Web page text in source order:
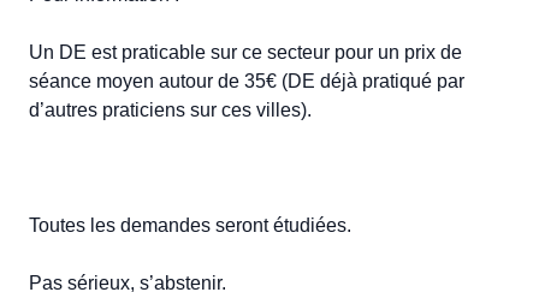
Un DE est praticable sur ce secteur pour un prix de
séance moyen autour de 35€ (DE déjà pratiqué par
d’autres praticiens sur ces villes).
Toutes les demandes seront étudiées.
Pas sérieux, s’abstenir.